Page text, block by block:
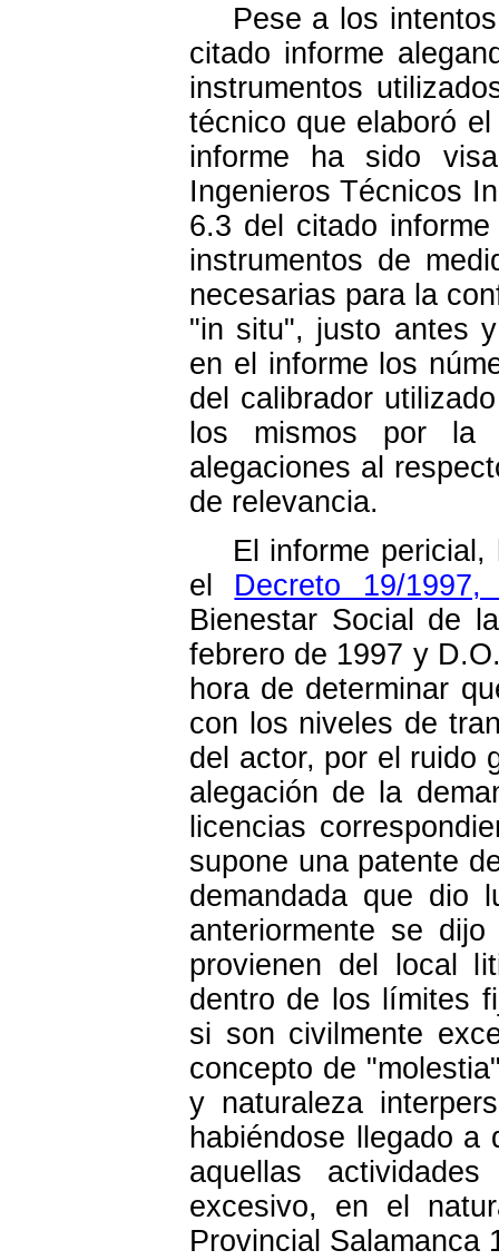
Pese a los intentos
citado informe
instrumentos
técnico que elaboró
informe ha sido
Ingenieros Técnicos
6.3 del citado
instrumentos de
necesarias para la
"in situ", justo antes
en el informe los
del calibrador
los mismos por la
alegaciones al
de relevancia.
El informe pericial,
el Decreto 19/
Bienestar Social de
febrero de 1997 y
hora de determinar
con los niveles de
del actor, por el ruido
alegación de la
licencias
supone una patente
demandada que dio
anteriormente se
provienen del local
dentro de los límites
si son civilmente
concepto de
y naturaleza
habiéndose llegado a
aquellas
excesivo, en el
Provincial Salamanca